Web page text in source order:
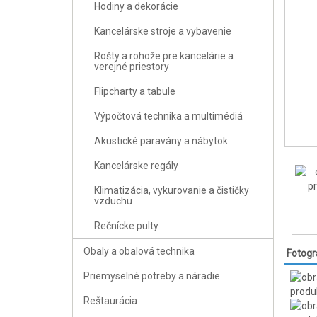
Hodiny a dekorácie
Kancelárske stroje a vybavenie
Rošty a rohože pre kancelárie a
verejné priestory
Flipcharty a tabule
Výpočtová technika a multimédiá
Akustické paravány a nábytok
Kancelárske regály
Klimatizácia, vykurovanie a čističky
vzduchu
Rečnícke pulty
Obaly a obalová technika
Priemyselné potreby a náradie
Reštaurácia